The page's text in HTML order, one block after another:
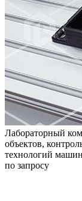
Лабораторный
объектов,
технологий
по запросу